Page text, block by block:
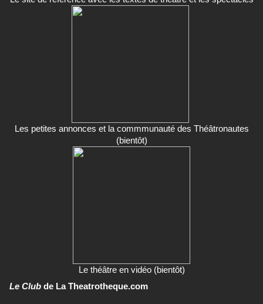
Les petites annonces et la commmunauté des Théâtronautes
(bientôt)
Le théâtre en vidéo (bientôt)
Le Club de La Theatrotheque.com